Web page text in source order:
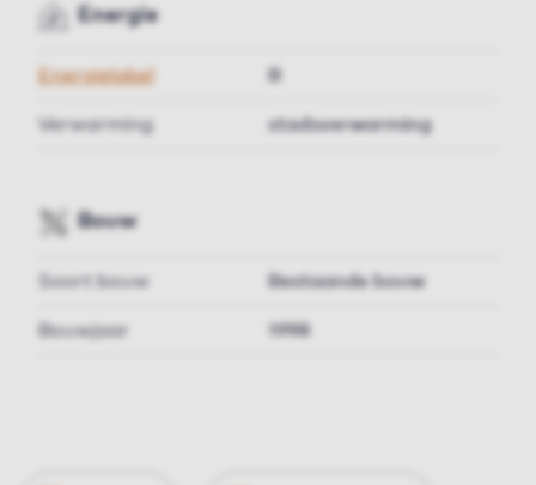
Energie
Energielabel
Verwarming stadsverwarming
Bouw
Soort bouw Bestaande bouw
Bouwjaar 1998